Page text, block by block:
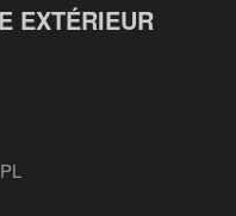
EXTÉRIEUR